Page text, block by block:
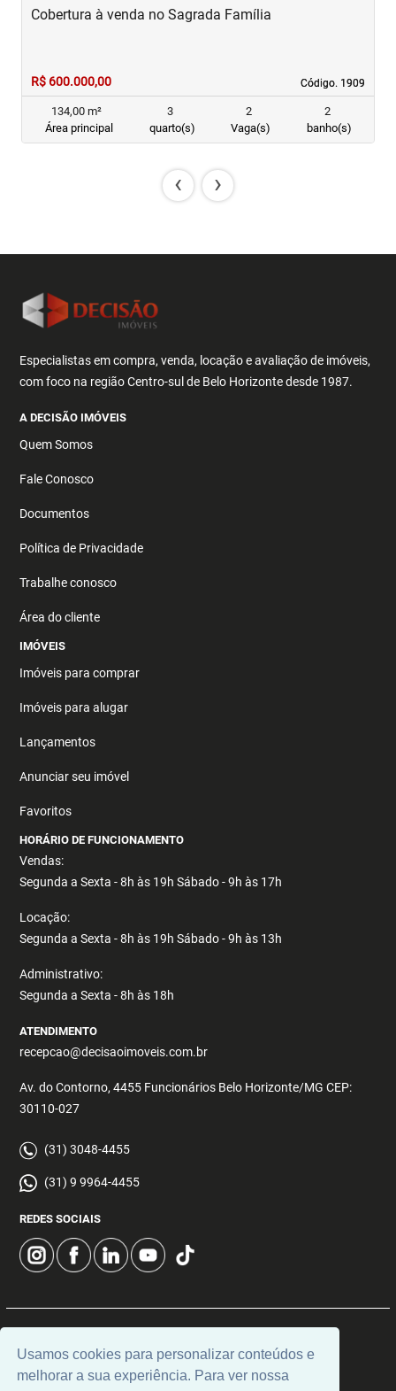
Usamos cookies para personalizar conteúdos e
melhorar a sua experiência. Para ver nossa
Código. 1909
Código. 1909
Cobertura à venda no Sagrada Família
R$ 600.000,00
134,00 m²
Área principal
3
quarto(s)
2
Vaga(s)
2
banho(s)
‹ ›
Especialistas em compra, venda, locação e avaliação de imóveis,
com foco na região Centro-sul de Belo Horizonte desde 1987.
A DECISÃO IMÓVEIS
Quem Somos
Fale Conosco
Documentos
Política de Privacidade
Trabalhe conosco
Área do cliente
IMÓVEIS
Imóveis para comprar
Imóveis para alugar
Lançamentos
Anunciar seu imóvel
Favoritos
HORÁRIO DE FUNCIONAMENTO
Vendas:
Segunda a Sexta - 8h às 19h Sábado - 9h às 17h
Locação:
Segunda a Sexta - 8h às 19h Sábado - 9h às 13h
Administrativo:
Segunda a Sexta - 8h às 18h
ATENDIMENTO
recepcao@decisaoimoveis.com.br
Av. do Contorno, 4455 Funcionários Belo Horizonte/MG CEP:
30110-027
(31) 3048-4455
(31) 9 9964-4455
REDES SOCIAIS
Universal Software.